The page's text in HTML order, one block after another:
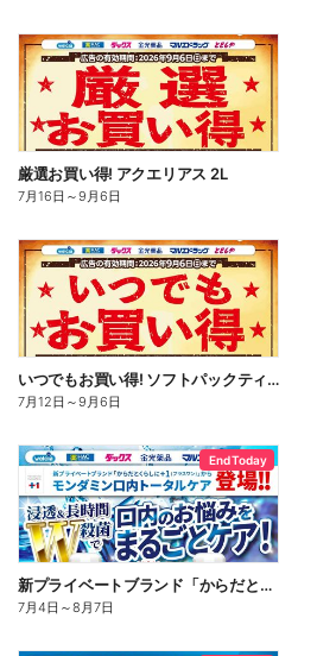
厳選お買い得! アクエリアス 2L
7月16日 ～9月6日
いつでもお買い得! ソフトパックティッシュ
7月12日 ～9月6日
End Today
新プライベートブランド「からだとくらしに+1(プラスワン)」よりモンダミン口内トータルケア登場!
7月4日 ～8月7日